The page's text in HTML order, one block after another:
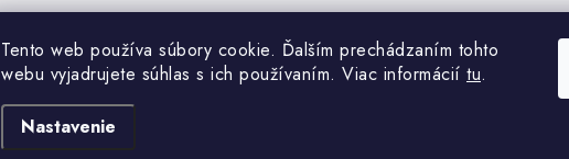
Tento web používa súbory cookie. Ďalším prechádzaním tohto
webu vyjadrujete súhlas s ich používaním. Viac informácií tu.
Nastavenie
Vytvoril Shoptet